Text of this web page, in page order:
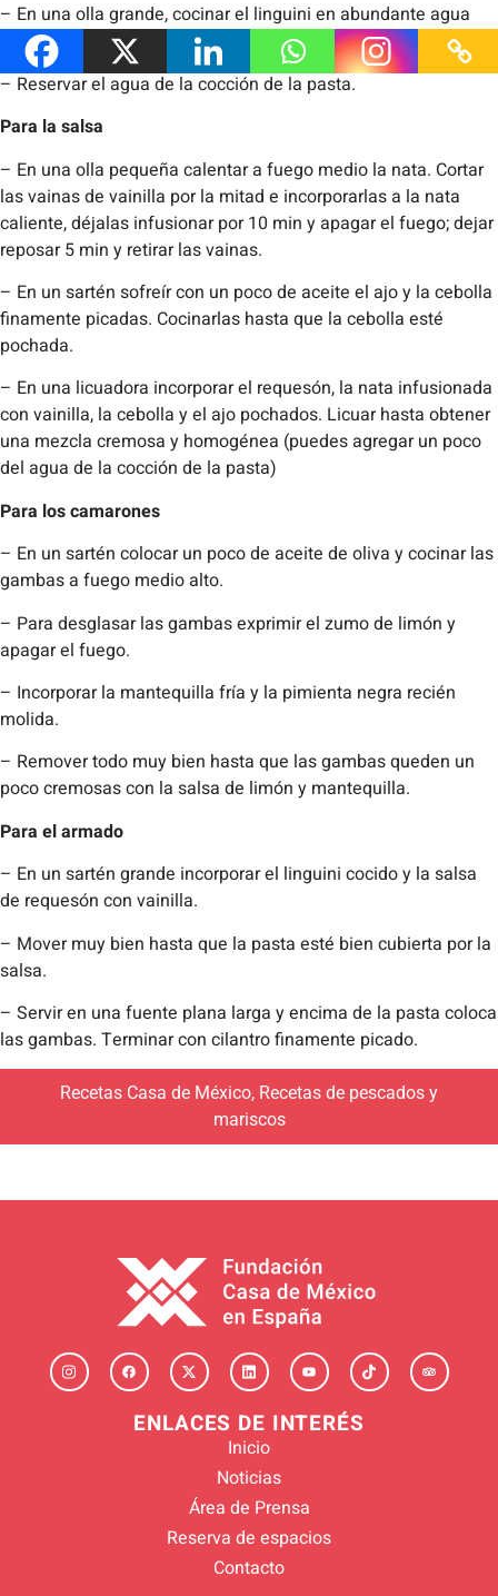
– En una olla grande, cocinar el linguini en abundante agua
con sal. Cocinar por 8 minutos hasta que quede al dente.
– Reservar el agua de la cocción de la pasta.
Para la salsa
– En una olla pequeña calentar a fuego medio la nata. Cortar
las vainas de vainilla por la mitad e incorporarlas a la nata
caliente, déjalas infusionar por 10 min y apagar el fuego; dejar
reposar 5 min y retirar las vainas.
– En un sartén sofreír con un poco de aceite el ajo y la cebolla
finamente picadas. Cocinarlas hasta que la cebolla esté
pochada.
– En una licuadora incorporar el requesón, la nata infusionada
con vainilla, la cebolla y el ajo pochados. Licuar hasta obtener
una mezcla cremosa y homogénea (puedes agregar un poco
del agua de la cocción de la pasta)
Para los camarones
– En un sartén colocar un poco de aceite de oliva y cocinar las
gambas a fuego medio alto.
– Para desglasar las gambas exprimir el zumo de limón y
apagar el fuego.
– Incorporar la mantequilla fría y la pimienta negra recién
molida.
– Remover todo muy bien hasta que las gambas queden un
poco cremosas con la salsa de limón y mantequilla.
Para el armado
– En un sartén grande incorporar el linguini cocido y la salsa
de requesón con vainilla.
– Mover muy bien hasta que la pasta esté bien cubierta por la
salsa.
– Servir en una fuente plana larga y encima de la pasta coloca
las gambas. Terminar con cilantro finamente picado.
Recetas Casa de México, Recetas de pescados y
mariscos
ENLACES DE INTERÉS
Inicio
Noticias
Área de Prensa
Reserva de espacios
Contacto